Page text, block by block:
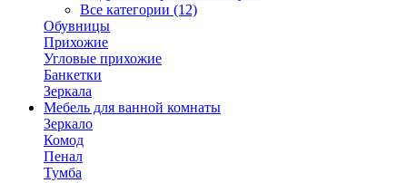
Все категории (12)
Обувницы
Прихожие
Угловые прихожие
Банкетки
Зеркала
Мебель для ванной комнаты
Зеркало
Комод
Пенал
Тумба